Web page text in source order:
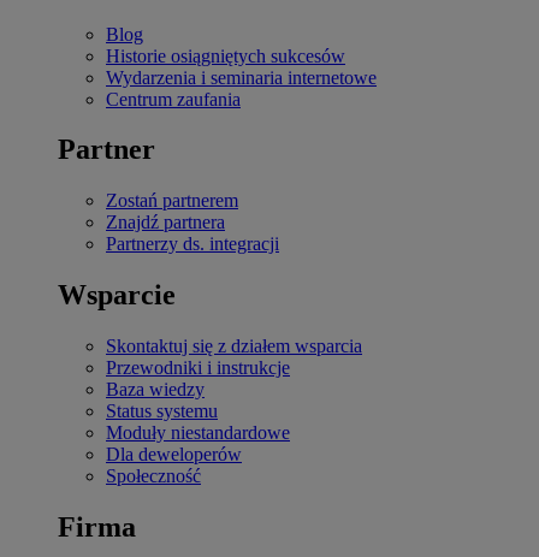
Blog
Historie osiągniętych sukcesów
Wydarzenia i seminaria internetowe
Centrum zaufania
Partner
Zostań partnerem
Znajdź partnera
Partnerzy ds. integracji
Wsparcie
Skontaktuj się z działem wsparcia
Przewodniki i instrukcje
Baza wiedzy
Status systemu
Moduły niestandardowe
Dla deweloperów
Społeczność
Firma